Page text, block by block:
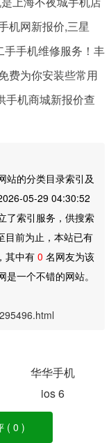
机网新报价,三星
手手机维修服务！丰
费为你安装些常用
手机商城新报价查
的分类目录索引及
05-29 04:30:52
了索引服务，供搜索
目前为止，本站已有
其中有 0 名网友为该
一个不错的网站。
华华手机
ios 6
( 0 )